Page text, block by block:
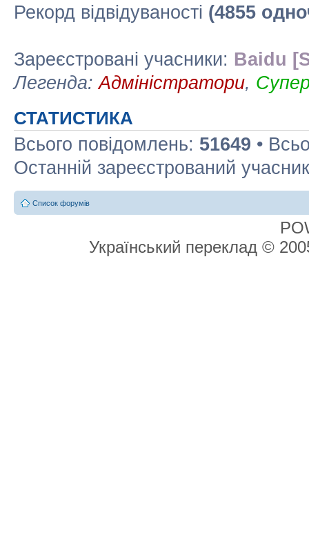
Рекорд відвідуваності (4855
Зареєстровані учасники: Baidu
Легенда:Адміністратори,
СТАТИСТИКА
Всього повідомлень: 51649 •
Останній зареєстрований
Список форумів
Український переклад ©